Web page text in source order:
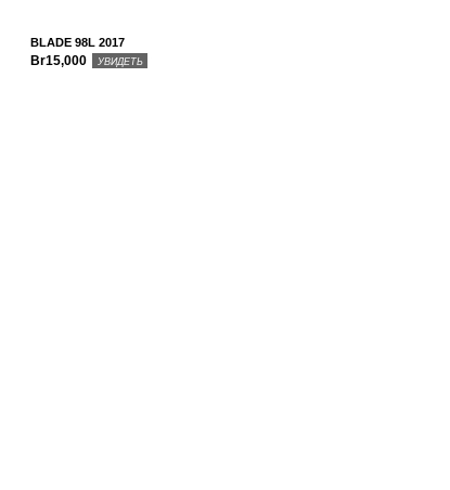
BLADE 98L 2017
Br15,000 УВИДЕТЬ